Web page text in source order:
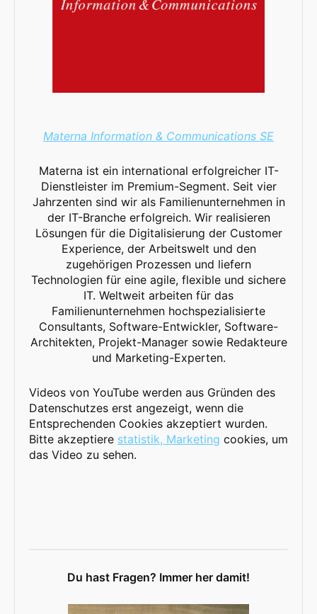
Materna Information & Communications SE
Materna ist ein international erfolgreicher IT-
Dienstleister im Premium-Segment. Seit vier
Jahrzenten sind wir als Familienunternehmen in
der IT-Branche erfolgreich. Wir realisieren
Lösungen für die Digitalisierung der Customer
Experience, der Arbeitswelt und den
zugehörigen Prozessen und liefern
Technologien für eine agile, flexible und sichere
IT. Weltweit arbeiten für das
Familienunternehmen hochspezialisierte
Consultants, Software-Entwickler, Software-
Architekten, Projekt-Manager sowie Redakteure
und Marketing-Experten.
Videos von YouTube werden aus Gründen des
Datenschutzes erst angezeigt, wenn die
Entsprechenden Cookies akzeptiert wurden.
Bitte akzeptiere statistik, Marketing cookies, um
das Video zu sehen.
Du hast Fragen? Immer her damit!